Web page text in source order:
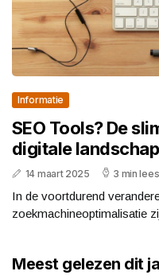
Informatie
SEO Tools? De
digitale
14 maart 2025 3 min
In de voortdurend
zoekmachineoptimalisatie
Meest gelezen dit